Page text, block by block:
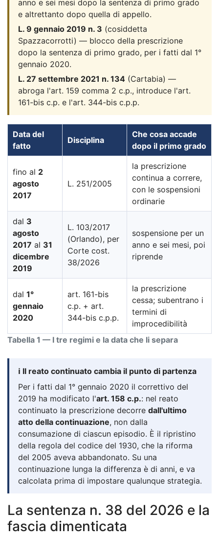
anno e sei mesi dopo la sentenza di primo grado
e altrettanto dopo quella di appello.
L. 9 gennaio 2019 n. 3 (cosiddetta
Spazzacorrotti) — blocco della prescrizione
dopo la sentenza di primo grado, per i fatti dal 1°
gennaio 2020.
L. 27 settembre 2021 n. 134 (Cartabia) —
abroga l'art. 159 comma 2 c.p., introduce l'art.
161-bis c.p. e l'art. 344-bis c.p.p.
Tabella 1 — I tre regimi e la data che li separa
Data del
fatto
Disciplina
Che cosa accade
dopo il primo grado
fino al 2
agosto
2017
L. 251/2005
la prescrizione
continua a correre,
con le sospensioni
ordinarie
dal 3
agosto
2017 al 31
dicembre
2019
L. 103/2017
(Orlando), per
Corte cost.
38/2026
sospensione per un
anno e sei mesi, poi
riprende
dal 1°
gennaio
2020
art. 161-bis
c.p. + art.
344-bis c.p.p.
la prescrizione
cessa; subentrano i
termini di
improcedibilità
ℹ️ Il reato continuato cambia il punto di partenza
Per i fatti dal 1° gennaio 2020 il correttivo del
2019 ha modificato l'art. 158 c.p.: nel reato
continuato la prescrizione decorre dall'ultimo
atto della continuazione, non dalla
consumazione di ciascun episodio. È il ripristino
della regola del codice del 1930, che la riforma
del 2005 aveva abbandonato. Su una
continuazione lunga la differenza è di anni, e va
calcolata prima di impostare qualunque strategia.
La sentenza n. 38 del 2026 e la
fascia dimenticata